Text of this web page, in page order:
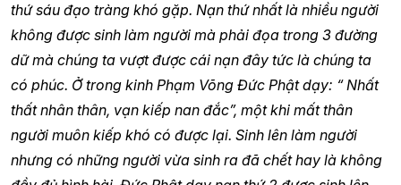
thứ sáu đạo tràng khó gặp. Nạn thứ nhất là nhiều người
không được sinh làm người mà phải đọa trong 3 đường
dữ mà chúng ta vượt được cái nạn đây tức là chúng ta
có phúc. Ở trong kinh Phạm Võng Đức Phật dạy: “ Nhất
thất nhân thân, vạn kiếp nan đắc”, một khi mất thân
người muôn kiếp khó có được lại. Sinh lên làm người
nhưng có những người vừa sinh ra đã chết hay là không